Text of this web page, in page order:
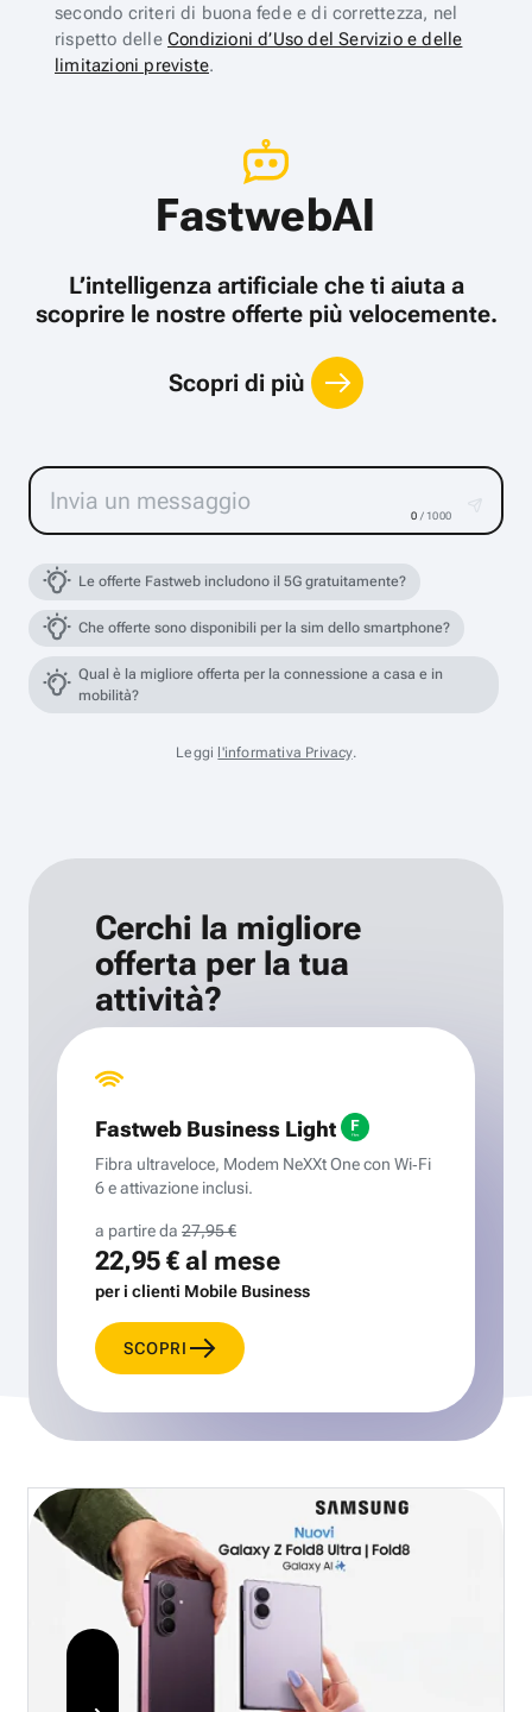
secondo criteri di buona fede e di correttezza, nel
rispetto delle Condizioni d’Uso del Servizio e delle
limitazioni previste.
FastwebAI
L’intelligenza artificiale che ti aiuta a
scoprire le nostre offerte più velocemente.
Scopri di più
0 / 1000
Le offerte Fastweb includono il 5G gratuitamente?
Che offerte sono disponibili per la sim dello smartphone?
Qual è la migliore offerta per la connessione a casa e in
mobilità?
Leggi l'informativa Privacy.
Cerchi la migliore
offerta per la tua
attività?
Fastweb Business Light
Fibra ultraveloce, Modem NeXXt One con Wi‑Fi
6 e attivazione inclusi.
a partire da 27,95 €
22,95 €al mese
per i clienti Mobile Business
SCOPRI